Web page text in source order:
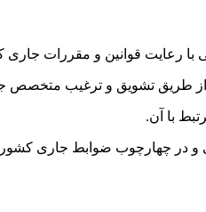
رعایت قوانین و مقررات جاری
طریق تشویق و ترغیب متخصص
با آن.
و در چهارچوب ضوابط جاری